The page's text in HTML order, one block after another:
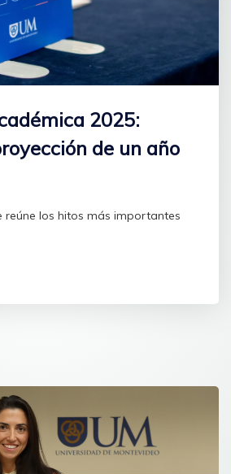
2025:
de un año
reúne los hitos más importantes